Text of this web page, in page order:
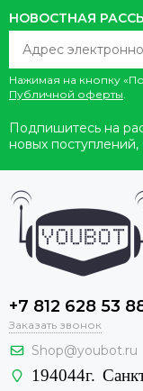
НОВОСТНАЯ
Нажимая на кнопку
Публичной оферты.
Подпишитесь на
новых
+7 812 628 53
Заказать звонок
Shop@youbot.ru
194044г.